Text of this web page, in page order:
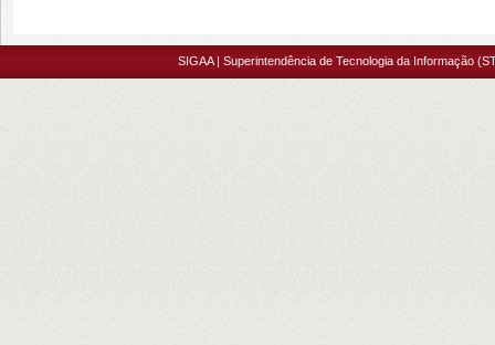
SIGAA | Superintendência de Tecnologia da Informação